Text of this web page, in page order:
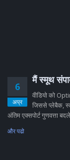
6
अप्र
मैं स्मूथ
वीडियो को
जिससे प्लेबैक,
अंतिम एक्सपोर्ट गुणवत्ता
और पढो